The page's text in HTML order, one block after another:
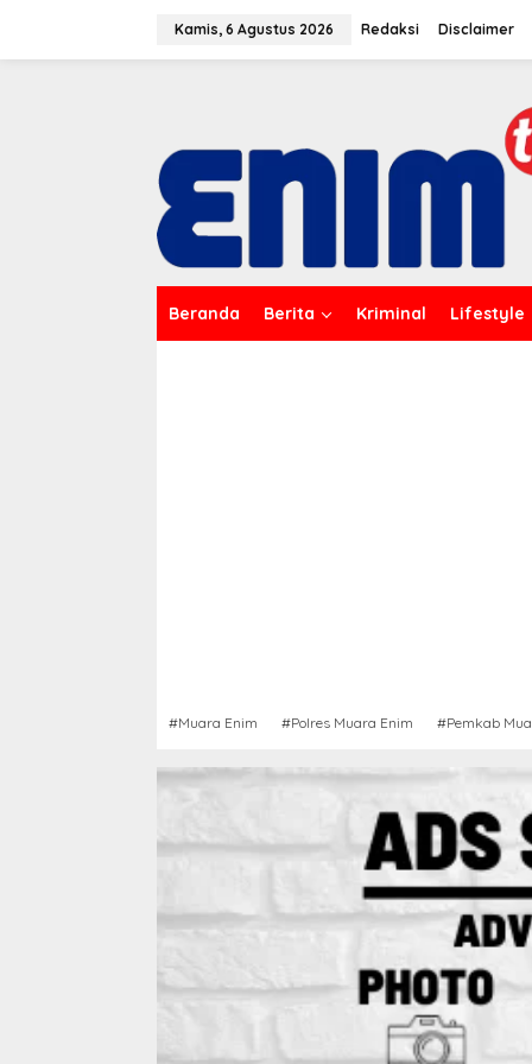
Kamis, 6 Agustus 2026 Redaksi Disclaimer
Beranda Berita Kriminal Lifestyle
#Muara Enim #Polres Muara Enim #Pemkab